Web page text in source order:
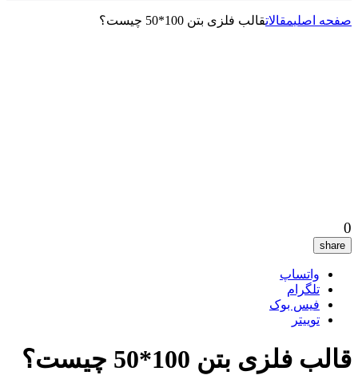
صفحه اصلیمقالاتقالب فلزی بتن 100*50 چیست؟
0
share
واتساپ
تلگرام
فیس بوک
توییتر
قالب فلزی بتن 100*50 چیست؟